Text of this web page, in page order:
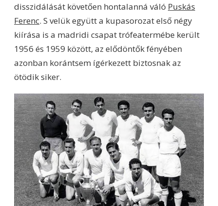
disszidálását követően hontalanná váló Puskás
Ferenc. S velük együtt a kupasorozat első négy
kiírása is a madridi csapat trófeatermébe került
1956 és 1959 között, az elődöntők fényében
azonban korántsem ígérkezett biztosnak az
ötödik siker.